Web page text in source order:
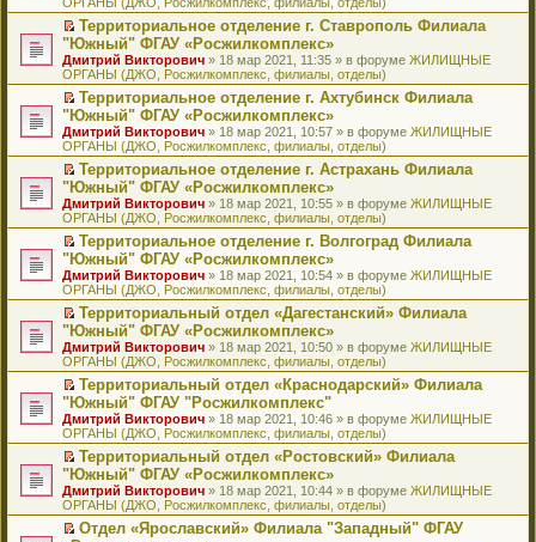
щ
е
н
и
ю
у
с
о
о
б
щ
е
н
и
ю
а
н
н
о
м
у
с
о
о
б
щ
е
н
и
ю
р
о
ч
и
т
а
н
н
о
м
у
с
о
о
б
щ
е
н
и
ю
м
у
н
е
п
р
о
ч
и
т
а
н
н
о
м
у
с
о
о
б
щ
е
н
и
ю
п
е
р
в
о
м
у
н
е
п
р
о
ч
и
т
а
н
н
о
м
у
с
о
о
б
щ
е
н
и
ю
е
й
т
и
к
п
е
р
в
о
м
у
н
е
п
р
о
ч
и
т
а
н
н
о
м
у
с
о
о
б
щ
е
н
и
ю
П
е
р
е
й
т
и
к
п
е
р
в
о
м
у
н
е
п
р
о
ч
и
т
а
н
н
о
м
у
с
о
о
б
щ
е
Территориальное отделение г. Ставрополь Филиала
"Южный" ФГАУ «Росжилкомплекс»
Дмитрий Викторович » 18 мар 2021, 11:35 » в форуме ЖИЛИЩНЫЕ
ОРГАНЫ (ДЖО, Росжилкомплекс, филиалы, отделы)
П
е
р
е
й
т
и
к
п
е
р
в
о
м
у
н
е
п
р
о
ч
и
т
а
н
н
о
м
у
с
Территориальное отделение г. Ахтубинск Филиала
"Южный" ФГАУ «Росжилкомплекс»
Дмитрий Викторович » 18 мар 2021, 10:57 » в форуме ЖИЛИЩНЫЕ
ОРГАНЫ (ДЖО, Росжилкомплекс, филиалы, отделы)
П
е
р
е
й
т
и
к
п
е
р
в
о
м
у
н
е
п
р
о
ч
и
т
а
н
Территориальное отделение г. Астрахань Филиала
"Южный" ФГАУ «Росжилкомплекс»
Дмитрий Викторович » 18 мар 2021, 10:55 » в форуме ЖИЛИЩНЫЕ
ОРГАНЫ (ДЖО, Росжилкомплекс, филиалы, отделы)
П
е
р
е
й
т
и
к
п
е
р
в
о
м
у
н
е
п
р
о
Территориальное отделение г. Волгоград Филиала
"Южный" ФГАУ «Росжилкомплекс»
Дмитрий Викторович » 18 мар 2021, 10:54 » в форуме ЖИЛИЩНЫЕ
ОРГАНЫ (ДЖО, Росжилкомплекс, филиалы, отделы)
П
е
р
е
й
т
и
к
п
е
р
в
о
м
у
Территориальный отдел «Дагестанский» Филиала
"Южный" ФГАУ «Росжилкомплекс»
Дмитрий Викторович » 18 мар 2021, 10:50 » в форуме ЖИЛИЩНЫЕ
ОРГАНЫ (ДЖО, Росжилкомплекс, филиалы, отделы)
П
е
р
е
й
т
и
к
п
е
Территориальный отдел «Краснодарский» Филиала
"Южный" ФГАУ "Росжилкомплекс"
Дмитрий Викторович » 18 мар 2021, 10:46 » в форуме ЖИЛИЩНЫЕ
ОРГАНЫ (ДЖО, Росжилкомплекс, филиалы, отделы)
П
е
р
е
й
Территориальный отдел «Ростовский» Филиала
"Южный" ФГАУ «Росжилкомплекс»
Дмитрий Викторович » 18 мар 2021, 10:44 » в форуме ЖИЛИЩНЫЕ
ОРГАНЫ (ДЖО, Росжилкомплекс, филиалы, отделы)
Отдел «Ярославский» Филиала "Западный" ФГАУ